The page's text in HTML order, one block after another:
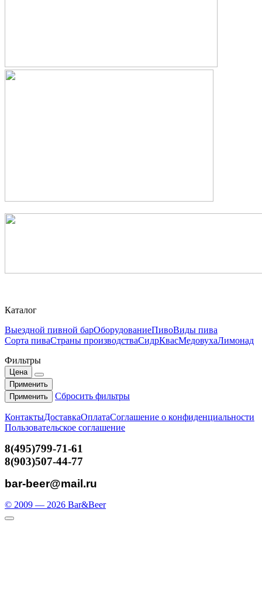
Каталог
Выездной пивной барОборудованиеПивоВиды пива
Сорта пиваСтраны производстваСидрКвасМедовухаЛимонад
Фильтры
Цена
Применить
Применить
Сбросить фильтры
КонтактыДоставкаОплатаСоглашение о конфиденциальности
Пользовательское соглашение
8(495)799-71-61
8(903)507-44-77
bar-beer@mail.ru
© 2009 — 2026 Bar&Beer